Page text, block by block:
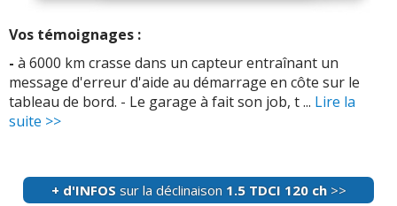
Vos témoignages :
- à 6000 km crasse dans un capteur entraînant un
message d'erreur d'aide au démarrage en côte sur le
tableau de bord. - Le garage à fait son job, t ... Lire la
suite >>
+ d'INFOSsur la déclinaison 1.5 TDCI 120 ch>>